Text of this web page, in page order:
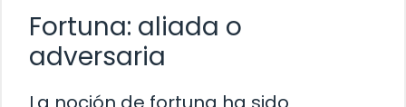
Fortuna: aliada o
adversaria